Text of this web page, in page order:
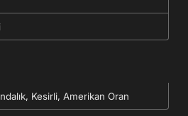
Kesirli, Amerikan Oran